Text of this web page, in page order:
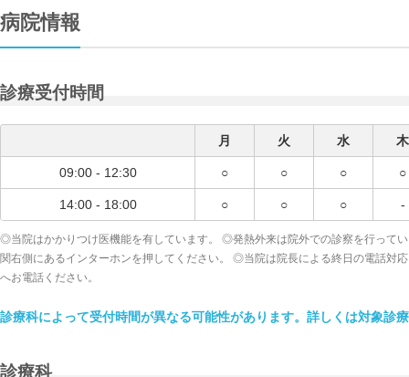
病院情報
診療受付時間
月 火 水 木
09:00 - 12:30 ○ ○ ○ ○
14:00 - 18:00 ○ ○ ○ -
◎当院はかかりつけ医機能を有しています。 ◎発熱外来は院外での診察を行って
関右側にあるインターホンを押してください。 ◎当院は院長による終日の電話対
へお電話ください。
診療科によって受付時間が異なる可能性があります。詳しくは対象診
診療科